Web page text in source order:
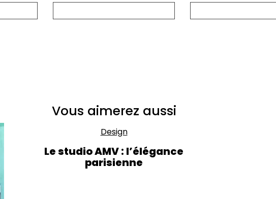
Vous aimerez aussi
Design
Le studio AMV : l’élégance
parisienne